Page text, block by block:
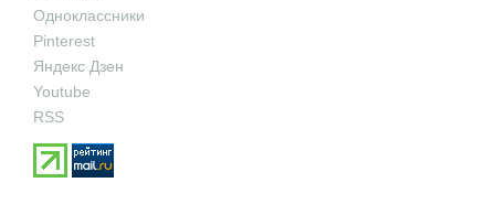
Одноклассники
Pinterest
Яндекс Дзен
Youtube
RSS